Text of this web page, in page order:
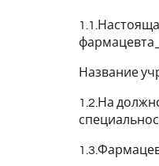
Название
1.2.На